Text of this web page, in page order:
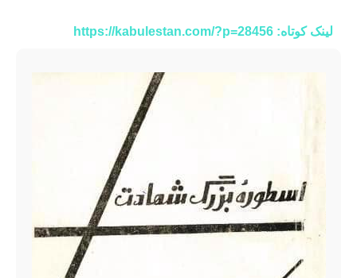
لینک کوتاه: https://kabulestan.com/?p=28456